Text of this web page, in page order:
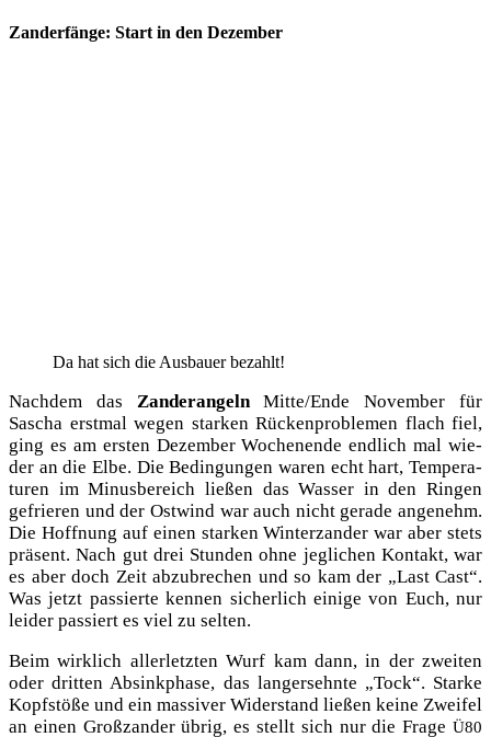
Zanderfänge: Start in den Dezember
Da hat sich die Aus­bau­er bezahlt!
Nach­dem das Zan­der­an­gelnMitte/Ende Novem­ber für
Sascha erst­mal wegen star­ken Rücken­pro­ble­men flach fiel,
ging es am ers­ten Dezem­ber Wochen­en­de end­lich mal wie­
der an die Elbe. Die Bedin­gun­gen waren echt hart, Tem­pe­ra­
tu­ren im Minus­be­reich lie­ßen das Was­ser in den Rin­gen
gefrie­ren und der Ost­wind war auch nicht gera­de ange­nehm.
Die Hoff­nung auf einen star­ken Win­ter­zan­der war aber stets
prä­sent. Nach gut drei Stun­den ohne jeg­li­chen Kon­takt, war
es aber doch Zeit abzu­bre­chen und so kam der „Last Cast“.
Was jetzt pas­sier­te ken­nen sicher­lich eini­ge von Euch, nur
lei­der pas­siert es viel zu selten.
Beim wirk­lich aller­letz­ten Wurf kam dann, in der zwei­ten
oder drit­ten Absink­pha­se, das lang­ersehn­te „Tock“. Star­ke
Kopf­stö­ße und ein mas­si­ver Wider­stand lie­ßen kei­ne Zwei­fel
an einen Groß­zan­der übrig, es stellt sich nur die Fra­ge Ü80